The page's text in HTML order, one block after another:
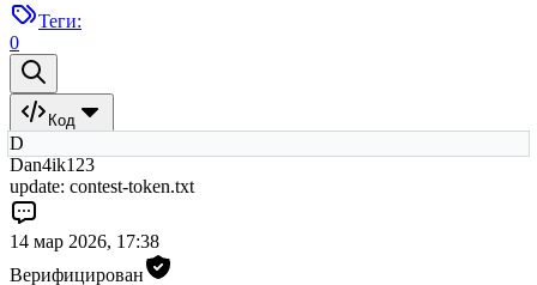
Теги:
0
Код
D
Dan4ik123
update: contest-token.txt
14 мар 2026, 17:38
Верифицирован